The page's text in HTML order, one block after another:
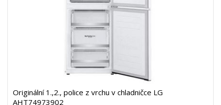
Originální 1.,2., police z vrchu v chladničce LG
AHT74973902